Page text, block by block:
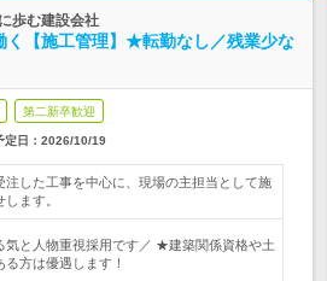
歩む建設会社
く【施工管理】★転勤なし／残業少な
第二新卒歓迎
定日： 2026/10/19
注した工事を中心に、現場の主担当として施
ます。
気と人物重視採用です／ ★建築関係資格や土
方は優遇します！